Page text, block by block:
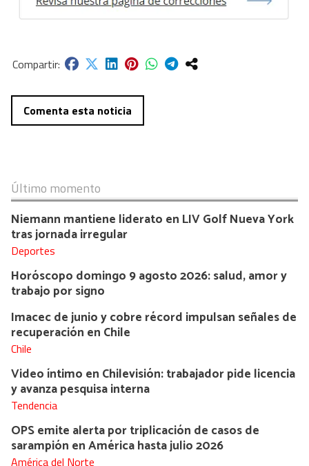
Comenta esta noticia
Último momento
Niemann mantiene liderato en LIV Golf Nueva York
tras jornada irregular
Deportes
Horóscopo domingo 9 agosto 2026: salud, amor y
trabajo por signo
Imacec de junio y cobre récord impulsan señales de
recuperación en Chile
Chile
Video íntimo en Chilevisión: trabajador pide licencia
y avanza pesquisa interna
Tendencia
OPS emite alerta por triplicación de casos de
sarampión en América hasta julio 2026
América del Norte